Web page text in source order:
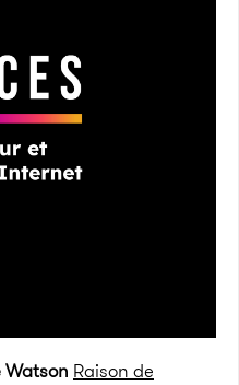
Raison de